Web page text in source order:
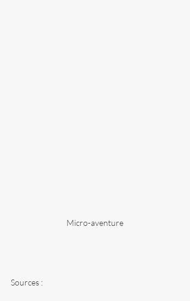
Micro-aventure
Sources :